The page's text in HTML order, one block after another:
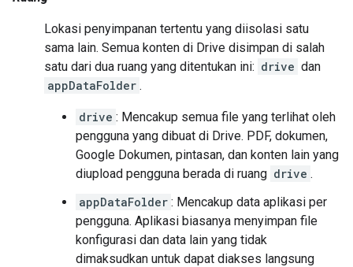
Lokasi penyimpanan tertentu yang diisolasi satu
sama lain. Semua konten di Drive disimpan di salah
satu dari dua ruang yang ditentukan ini: drive dan
appDataFolder .
drive : Mencakup semua file yang terlihat oleh
pengguna yang dibuat di Drive. PDF, dokumen,
Google Dokumen, pintasan, dan konten lain yang
diupload pengguna berada di ruang drive .
appDataFolder : Mencakup data aplikasi per
pengguna. Aplikasi biasanya menyimpan file
konfigurasi dan data lain yang tidak
dimaksudkan untuk dapat diakses langsung